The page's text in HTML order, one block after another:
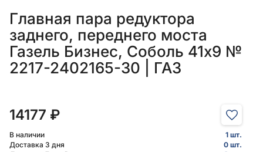
Главная пара редуктора
заднего, переднего моста
Газель Бизнес, Соболь 41x9 №
2217-2402165-30 | ГАЗ
14177 ₽
В наличии
1 шт.
Доставка 3 дня
0 шт.